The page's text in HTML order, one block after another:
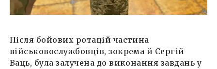
Після бойових ротацій частина
військовослужбовців, зокрема й Сергій
Ваць, була залучена до виконання завдань у